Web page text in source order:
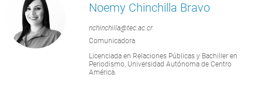
Noemy Chinchilla Bravo
nchinchilla@tec.ac.cr
Comunicadora
Licenciada en Relaciones Públicas y Bachiller en
Periodismo, Universidad Autónoma de Centro
América.